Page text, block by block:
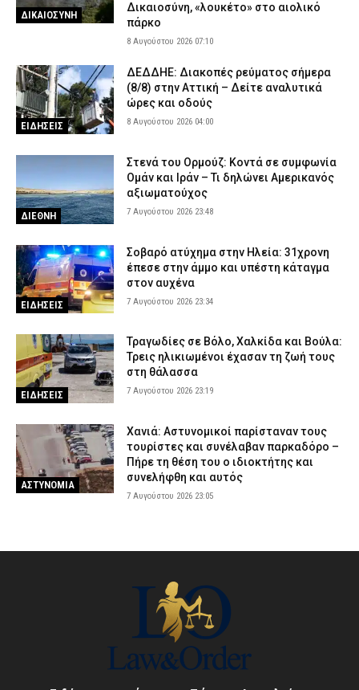
ΔΙΚΑΙΟΣΥΝΗ
Δικαιοσύνη, «λουκέτο» στο αιολικό
πάρκο
8 Αυγούστου 2026 07:10
ΕΙΔΗΣΕΙΣ
ΔΕΔΔΗΕ: Διακοπές ρεύματος σήμερα
(8/8) στην Αττική – Δείτε αναλυτικά
ώρες και οδούς
8 Αυγούστου 2026 04:00
ΔΙΕΘΝΗ
Στενά του Ορμούζ: Κοντά σε συμφωνία
Ομάν και Ιράν – Τι δηλώνει Αμερικανός
αξιωματούχος
7 Αυγούστου 2026 23:48
ΕΙΔΗΣΕΙΣ
Σοβαρό ατύχημα στην Ηλεία: 31χρονη
έπεσε στην άμμο και υπέστη κάταγμα
στον αυχένα
7 Αυγούστου 2026 23:34
ΕΙΔΗΣΕΙΣ
Τραγωδίες σε Βόλο, Χαλκίδα και Βούλα:
Τρεις ηλικιωμένοι έχασαν τη ζωή τους
στη θάλασσα
7 Αυγούστου 2026 23:19
ΑΣΤΥΝΟΜΙΑ
Χανιά: Αστυνομικοί παρίσταναν τους
τουρίστες και συνέλαβαν παρκαδόρο –
Πήρε τη θέση του ο ιδιοκτήτης και
συνελήφθη και αυτός
7 Αυγούστου 2026 23:05